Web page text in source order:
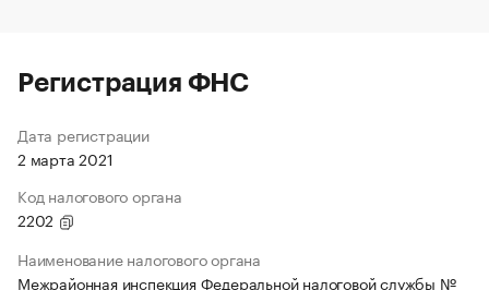
Регистрация ФНС
Дата регистрации
2 марта 2021
Код налогового органа
2202
Наименование налогового органа
Межрайонная инспекция Федеральной налоговой службы №